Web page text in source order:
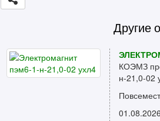
Другие
КОЭМЗ
н-21,0-02